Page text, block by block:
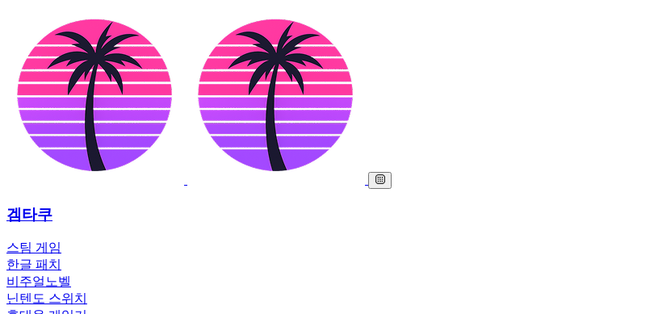
겜타쿠
스팀 게임
한글 패치
비주얼노벨
닌텐도 스위치